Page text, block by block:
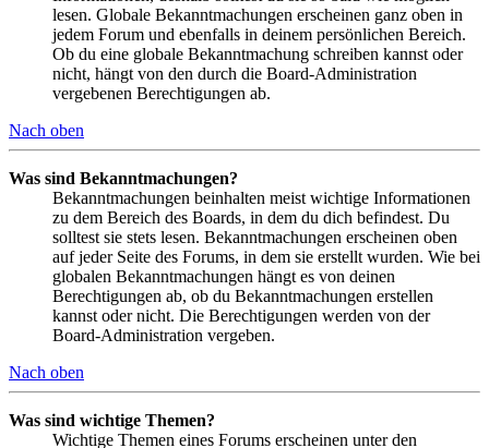
lesen. Globale Bekanntmachungen erscheinen ganz oben in
jedem Forum und ebenfalls in deinem persönlichen Bereich.
Ob du eine globale Bekanntmachung schreiben kannst oder
nicht, hängt von den durch die Board-Administration
vergebenen Berechtigungen ab.
Nach oben
Was sind Bekanntmachungen?
Bekanntmachungen beinhalten meist wichtige Informationen
zu dem Bereich des Boards, in dem du dich befindest. Du
solltest sie stets lesen. Bekanntmachungen erscheinen oben
auf jeder Seite des Forums, in dem sie erstellt wurden. Wie bei
globalen Bekanntmachungen hängt es von deinen
Berechtigungen ab, ob du Bekanntmachungen erstellen
kannst oder nicht. Die Berechtigungen werden von der
Board-Administration vergeben.
Nach oben
Was sind wichtige Themen?
Wichtige Themen eines Forums erscheinen unter den